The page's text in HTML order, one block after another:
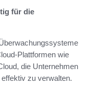
für die
Plattformen wie
die Unternehmen
zu verwalten.